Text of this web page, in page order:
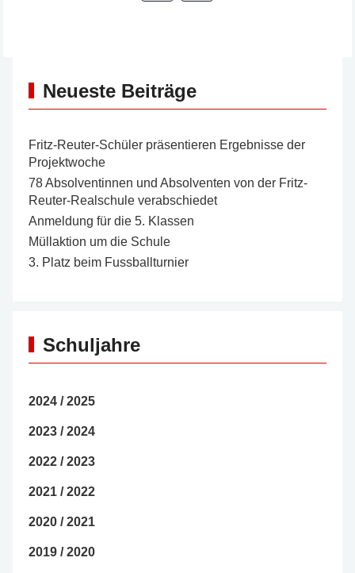
Neueste Beiträge
Fritz-Reuter-Schüler präsentieren Ergebnisse der
Projektwoche
78 Absolventinnen und Absolventen von der Fritz-
Reuter-Realschule verabschiedet
Anmeldung für die 5. Klassen
Müllaktion um die Schule
3. Platz beim Fussballturnier
Schuljahre
2024 / 2025
2023 / 2024
2022 / 2023
2021 / 2022
2020 / 2021
2019 / 2020